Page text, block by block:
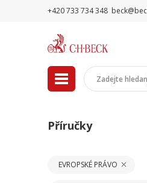
+420 733 734 348
Příručky
EVROPSKÉ PRÁVO